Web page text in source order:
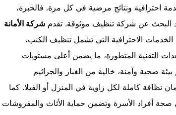
احترافية ونتائج مرضية في كل مرة. فالخبرة،
البحث عن شركة تنظيف موثوقة. تقدم شركة الأمانة
الاحترافية التي تشمل تنظيف الكنب،
التقنية المتطورة، ما يضمن أعلى مستويات
صحية وآمنة، خالية من الغبار والجراثيم
نظافة كاملة لكل زاوية في المنزل أو الفيلا. كما
صحة أفراد الأسرة وتضمن حماية الأثاث والمفروشات